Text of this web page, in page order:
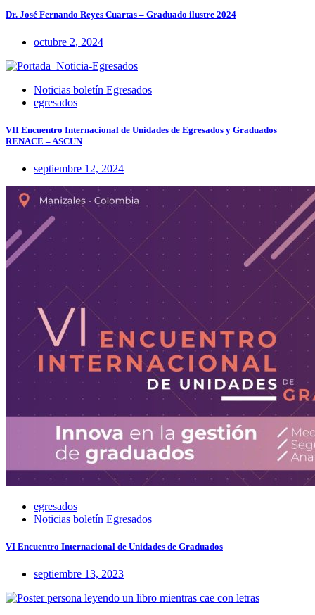
Dr. José Fernando Reyes Cuartas – Graduado ilustre 2024
octubre 2, 2024
Noticias boletín Egresados
egresados
VII Encuentro Internacional de Unidades de Egresados y Graduados
RENACE – ASCUN
septiembre 12, 2024
egresados
Noticias boletín Egresados
VI Encuentro Internacional de Unidades de Graduados
septiembre 13, 2023